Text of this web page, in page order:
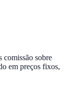
comissão sobre
em preços fixos,